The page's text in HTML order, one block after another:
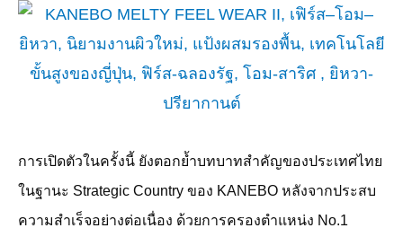
การเปิดตัวในครั้งนี้ ยังตอกย้ำบทบาทสำคัญของประเทศไทย
ในฐานะ Strategic Country ของ KANEBO หลังจากประสบ
ความสำเร็จอย่างต่อเนื่อง ด้วยการครองตำแหน่ง No.1